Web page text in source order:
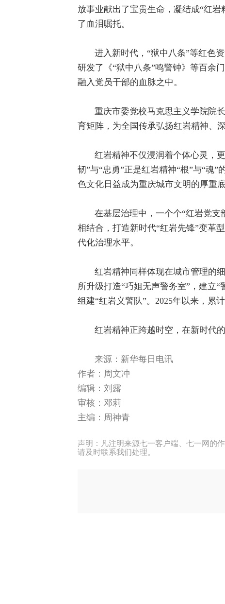
放事业献出了宝贵生命，凝结成“红
了血泪嘱托。
进入新时代，“狱中八条”等红色
研发了《“狱中八条”鸣警钟》等百余
融入党员干部的血脉之中。
重庆市委党校马克思主义学院院
育矩阵，为全国传承弘扬红岩精神、
红岩精神不仅浸润着个体心灵，
韧”与“忠勇”正是红岩精神“根”与“魂
色文化日益成为重庆城市文明的厚重底
在基层治理中，一个个“红岩党
相结合，打造新时代“红岩先锋”变革
代化治理水平。
红岩精神同样体现在城市管理的
所升级打造“巧姐无声警务室”，建立
组建“红岩义警队”。2025年以来，累
红岩精神正跨越时空，在新时代
来源：新华每日电讯
作者： 周文冲
编辑：刘露
审核：邓莉
主编：周神青
声明：凡注明来源七一客户端、七一网的
请及时联系我们处理。